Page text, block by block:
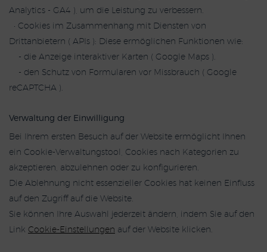
Analytics - GA4 ), um die Leistung zu verbessern.
• Cookies im Zusammenhang mit Diensten von
Drittanbietern ( APIs ): Diese ermöglichen Funktionen wie:
- die Anzeige interaktiver Karten ( Google Maps ).
- den Schutz von Formularen vor Missbrauch ( Google
reCAPTCHA ).
Verwaltung der Einwilligung
Bei Ihrem ersten Besuch auf der Website ermöglicht Ihnen
ein Cookie-Verwaltungstool, Cookies nach Kategorien zu
akzeptieren, abzulehnen oder zu konfigurieren.
Die Ablehnung nicht essenzieller Cookies hat keinen Einfluss
auf den Zugriff auf die Website.
Sie können Ihre Auswahl jederzeit ändern, indem Sie auf den
Link Cookie-Einstellungen auf der Website klicken.